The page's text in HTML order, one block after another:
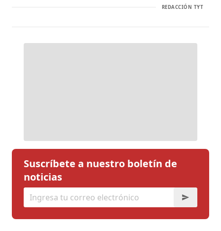
REDACCIÓN TYT
Suscríbete a nuestro boletín de
noticias